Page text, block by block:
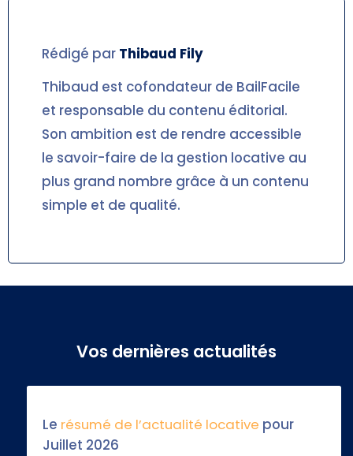
Rédigé par Thibaud Fily
Thibaud est cofondateur de BailFacile
et responsable du contenu éditorial.
Son ambition est de rendre accessible
le savoir-faire de la gestion locative au
plus grand nombre grâce à un contenu
simple et de qualité.
Vos dernières actualités
Le résumé de l’actualité locative pour
Juillet 2026